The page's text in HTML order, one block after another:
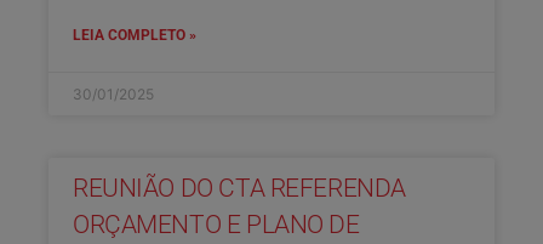
LEIA COMPLETO »
30/01/2025
REUNIÃO DO CTA REFERENDA
ORÇAMENTO E PLANO DE